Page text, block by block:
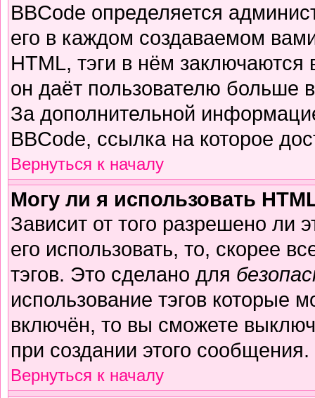
BBCode определяется
его в каждом создаваемом
HTML, тэги в нём
он даёт пользователю больше
За дополнительной
BBCode, ссылка на которое
Вернуться к началу
Могу ли я использовать
Зависит от того разрешено ли
его использовать, то, скорее
тэгов. Это сделано для
использование тэгов которые
включён, то вы сможете
при создании этого сообщения.
Вернуться к началу